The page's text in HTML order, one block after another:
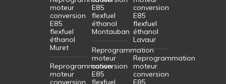
moteur
conversion
E85
flexfuel
éthanol
Muret
Reprogrammation
moteur
conversion
E85
flexfuel
éthanol
Montauban
Reprogrammation
moteur
conversion
E85
flexfuel
conversion
E85
flexfuel
éthanol
Lavaur
Reprogrammation
moteur
conversion
E85